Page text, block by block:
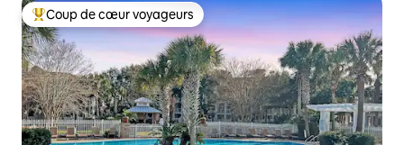
Coups de cœur voyageurs les plus appréciés
Coup de cœur voyageurs